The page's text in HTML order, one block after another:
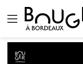
Menu